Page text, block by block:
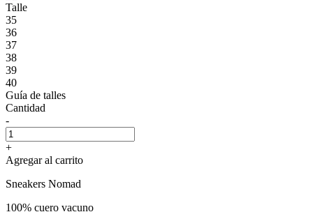
Talle
35
36
37
38
39
40
Guía de talles
Cantidad
-
+
Agregar al carrito
Sneakers Nomad
100% cuero vacuno